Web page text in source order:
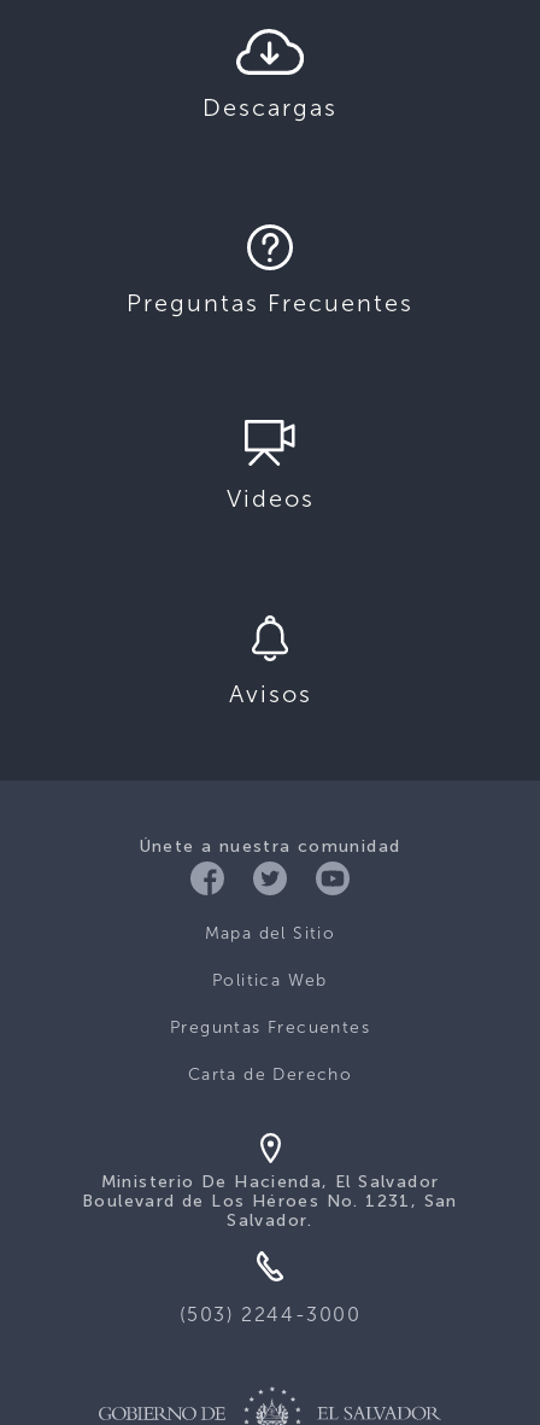
Descargas
Preguntas Frecuentes
Videos
Avisos
Únete a nuestra comunidad
Mapa del Sitio
Politica Web
Preguntas Frecuentes
Carta de Derecho
Ministerio De Hacienda, El Salvador
Boulevard de Los Héroes No. 1231, San
Salvador.
(503) 2244-3000